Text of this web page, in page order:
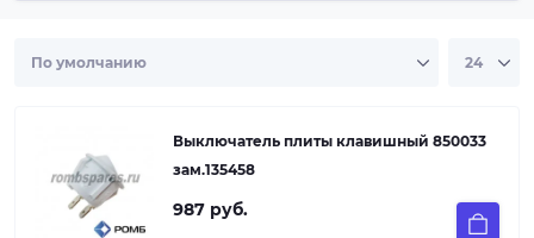
Выключатель плиты клавишный 850033
зам.135458
987 руб.